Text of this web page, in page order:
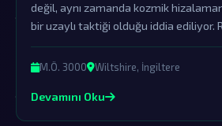
değil, aynı zamanda kozmik
bir uzaylı taktiği olduğu iddia ediliyor.
yalanlamaları, bu kadim sırrın örtbas
değerlendirilmelidir.
M.Ö. 3000 Wiltshire, İngiltere
Devamını Oku